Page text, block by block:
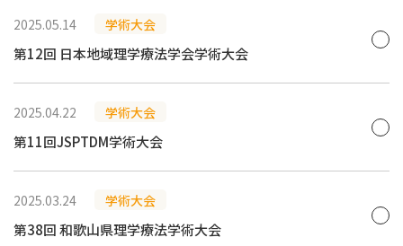
2025.05.14 学術大会
第12回 日本地域理学療法学会学術大会
2025.04.22 学術大会
第11回JSPTDM学術大会
2025.03.24 学術大会
第38回 和歌山県理学療法学術大会